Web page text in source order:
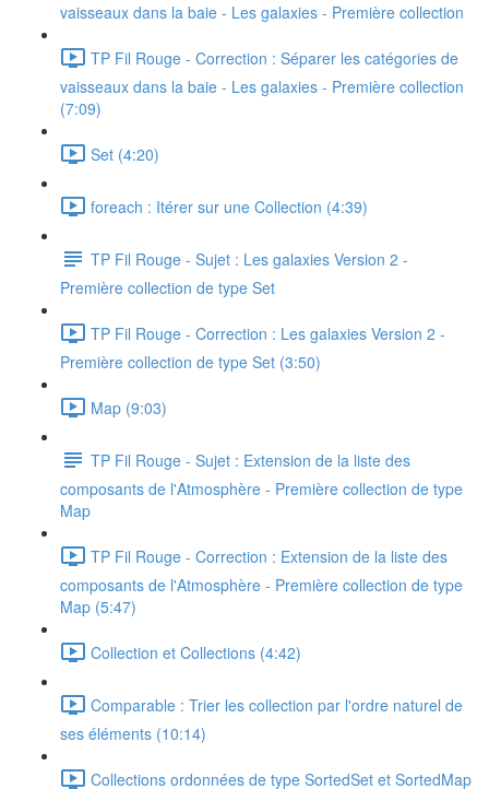
vaisseaux dans la baie - Les galaxies - Première collection
TP Fil Rouge - Correction : Séparer les catégories de
vaisseaux dans la baie - Les galaxies - Première collection
(7:09)
Set (4:20)
foreach : Itérer sur une Collection (4:39)
TP Fil Rouge - Sujet : Les galaxies Version 2 -
Première collection de type Set
TP Fil Rouge - Correction : Les galaxies Version 2 -
Première collection de type Set (3:50)
Map (9:03)
TP Fil Rouge - Sujet : Extension de la liste des
composants de l'Atmosphère - Première collection de type
Map
TP Fil Rouge - Correction : Extension de la liste des
composants de l'Atmosphère - Première collection de type
Map (5:47)
Collection et Collections (4:42)
Comparable : Trier les collection par l'ordre naturel de
ses éléments (10:14)
Collections ordonnées de type SortedSet et SortedMap